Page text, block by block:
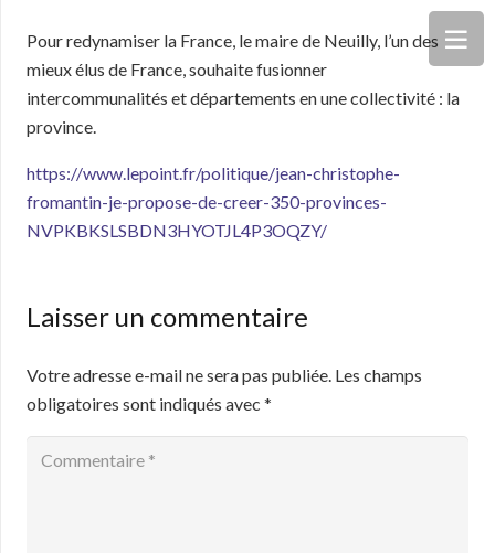
Pour redynamiser la France, le maire de Neuilly, l’un des
mieux élus de France, souhaite fusionner
intercommunalités et départements en une collectivité : la
province.
https://www.lepoint.fr/politique/jean-christophe-
fromantin-je-propose-de-creer-350-provinces-
NVPKBKSLSBDN3HYOTJL4P3OQZY/
Laisser un commentaire
Votre adresse e-mail ne sera pas publiée. Les champs
obligatoires sont indiqués avec *